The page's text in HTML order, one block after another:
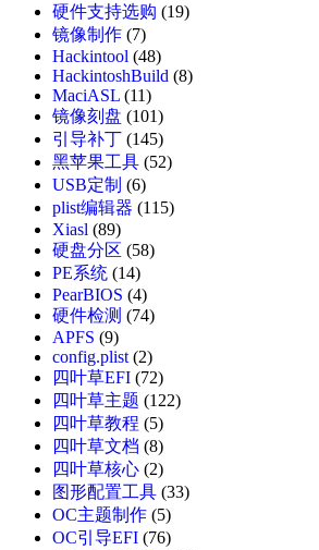
硬件支持选购 (19)
镜像制作 (7)
Hackintool (48)
HackintoshBuild (8)
MaciASL (11)
镜像刻盘 (101)
引导补丁 (145)
黑苹果工具 (52)
USB定制 (6)
plist编辑器 (115)
Xiasl (89)
硬盘分区 (58)
PE系统 (14)
PearBIOS (4)
硬件检测 (74)
APFS (9)
config.plist(2)
四叶草EFI (72)
四叶草主题 (122)
四叶草教程 (5)
四叶草文档 (8)
四叶草核心 (2)
图形配置工具 (33)
OC主题制作 (5)
OC引导EFI (76)